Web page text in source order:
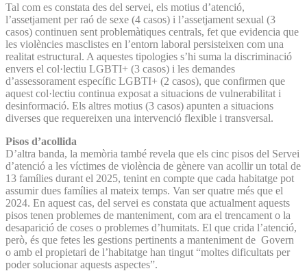
Tal com es constata des del servei, els motius d’atenció,
l’assetjament per raó de sexe (4 casos) i l’assetjament sexual (3
casos) continuen sent problemàtiques centrals, fet que evidencia que
les violències masclistes en l’entorn laboral persisteixen com una
realitat estructural. A aquestes tipologies s’hi suma la discriminació
envers el col·lectiu LGBTI+ (3 casos) i les demandes
d’assessorament específic LGBTI+ (2 casos), que confirmen que
aquest col·lectiu continua exposat a situacions de vulnerabilitat i
desinformació. Els altres motius (3 casos) apunten a situacions
diverses que requereixen una intervenció flexible i transversal.
Pisos d’acollida
D’altra banda, la memòria també revela que els cinc pisos del Servei
d’atenció a les víctimes de violència de gènere van acollir un total de
13 famílies durant el 2025, tenint en compte que cada habitatge pot
assumir dues famílies al mateix temps. Van ser quatre més que el
2024. En aquest cas, del servei es constata que actualment aquests
pisos tenen problemes de manteniment, com ara el trencament o la
desaparició de coses o problemes d’humitats. El que crida l’atenció,
però, és que fetes les gestions pertinents a manteniment de Govern
o amb el propietari de l’habitatge han tingut “moltes dificultats per
poder solucionar aquests aspectes”.